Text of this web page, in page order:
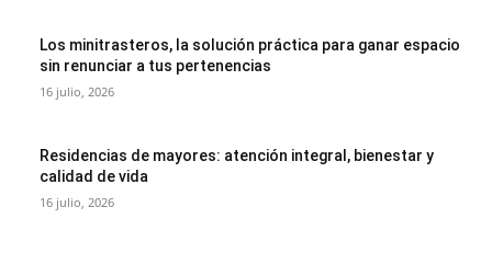
Los minitrasteros, la solución práctica para ganar espacio
sin renunciar a tus pertenencias
16 julio, 2026
Residencias de mayores: atención integral, bienestar y
calidad de vida
16 julio, 2026